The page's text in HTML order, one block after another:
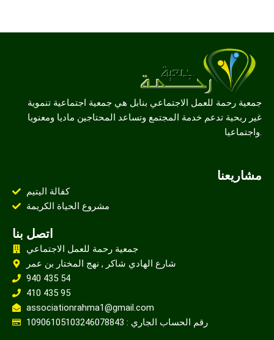
غير ربحية تدعم خدمة المجتمع وتساعد المحتاجين ماديا ومعنويا
واجتماعيا.
مشاريعنا
كفالة اليتيم
مشروع الحياة الكريمة
اتصل بنا
جمعية رحمة للعمل الاجتماعي
شارع الهادي شاكر , نهج المختار بن عمر
940 435 54
410 435 95
associationrahma1@gmail.com
رقم الحساب الجاري : 10906105103246078843